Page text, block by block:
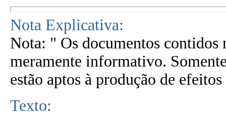
Nota Explicativa:
Nota: " Os documentos contidos
meramente informativo.
estão aptos à produção de
Texto: